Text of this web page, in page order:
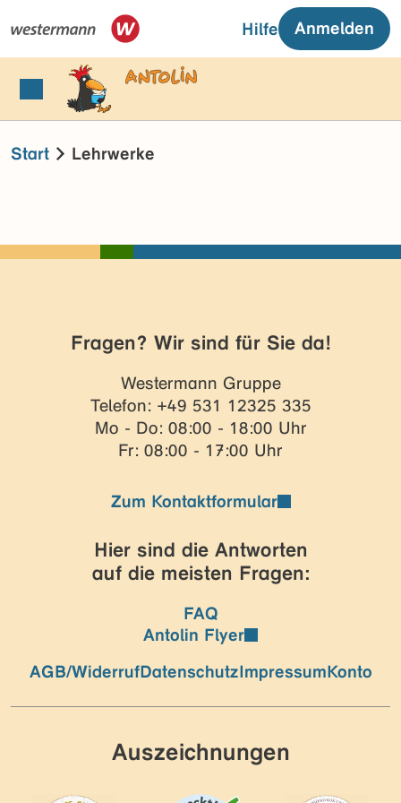
Hilfe Anmelden
Start Lehrwerke
Fragen? Wir sind für Sie da!
Westermann Gruppe
Telefon: +49 531 12325 335
Mo - Do: 08:00 - 18:00 Uhr
Fr: 08:00 - 17:00 Uhr
Zum Kontaktformular
Hier sind die Antworten
auf die meisten Fragen:
FAQ
Antolin Flyer
AGB/WiderrufDatenschutzImpressumKonto
Auszeichnungen